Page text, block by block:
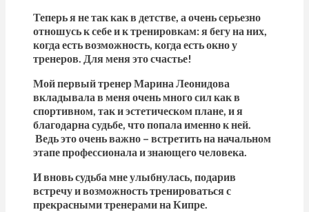
Теперь я не так как в детстве, а очень серьезно
отношусь к себе и к тренировкам: я бегу на них,
когда есть возможность, когда есть окно у
тренеров. Для меня это счастье!
Мой первый тренер Марина Леонидова
вкладывала в меня очень много сил как в
спортивном, так и эстетическом плане, и я
благодарна судьбе, что попала именно к ней.
Ведь это очень важно – встретить на начальном
этапе профессионала и знающего человека.
И вновь судьба мне улыбнулась, подарив
встречу и возможность тренироваться с
прекрасными тренерами на Кипре.